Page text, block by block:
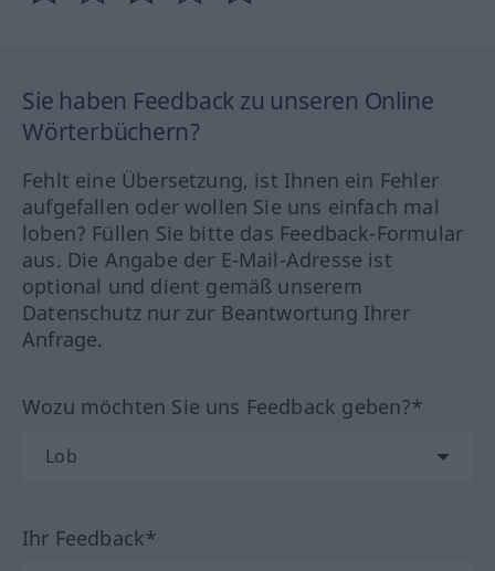
Sie haben Feedback zu unseren Online
Wörterbüchern?
Fehlt eine Übersetzung, ist Ihnen ein Fehler
aufgefallen oder wollen Sie uns einfach mal
loben? Füllen Sie bitte das Feedback-Formular
aus. Die Angabe der E-Mail-Adresse ist
optional und dient gemäß unserem
Datenschutz nur zur Beantwortung Ihrer
Anfrage.
Wozu möchten Sie uns Feedback geben?*
Ihr Feedback*